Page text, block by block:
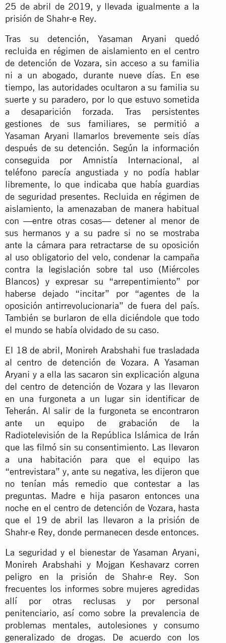
25 de abril de 2019, y llevada igualmente a la
prisión de Shahr-e Rey.
Tras su detención, Yasaman Aryani quedó
recluida en régimen de aislamiento en el centro
de detención de Vozara, sin acceso a su familia
ni a un abogado, durante nueve días. En ese
tiempo, las autoridades ocultaron a su familia su
suerte y su paradero, por lo que estuvo sometida
a desaparición forzada. Tras persistentes
gestiones de sus familiares, se permitió a
Yasaman Aryani llamarlos brevemente seis días
después de su detención. Según la información
conseguida por Amnistía Internacional, al
teléfono parecía angustiada y no podía hablar
libremente, lo que indicaba que había guardias
de seguridad presentes. Recluida en régimen de
aislamiento, la amenazaban de manera habitual
con —entre otras cosas— detener al menor de
sus hermanos y a su padre si no se mostraba
ante la cámara para retractarse de su oposición
al uso obligatorio del velo, condenar la campaña
contra la legislación sobre tal uso (Miércoles
Blancos) y expresar su “arrepentimiento” por
haberse dejado “incitar” por “agentes de la
oposición antirrevolucionaria” de fuera del país.
También se burlaron de ella diciéndole que todo
el mundo se había olvidado de su caso.
El 18 de abril, Monireh Arabshahi fue trasladada
al centro de detención de Vozara. A Yasaman
Aryani y a ella las sacaron sin explicación alguna
del centro de detención de Vozara y las llevaron
en una furgoneta a un lugar sin identificar de
Teherán. Al salir de la furgoneta se encontraron
ante un equipo de grabación de la
Radiotelevisión de la República Islámica de Irán
que las filmó sin su consentimiento. Las llevaron
a una habitación para que el equipo las
“entrevistara” y, ante su negativa, les dijeron que
no tenían más remedio que contestar a las
preguntas. Madre e hija pasaron entonces una
noche en el centro de detención de Vozara, hasta
que el 19 de abril las llevaron a la prisión de
Shahr-e Rey, donde permanecen desde entonces.
La seguridad y el bienestar de Yasaman Aryani,
Monireh Arabshahi y Mojgan Keshavarz corren
peligro en la prisión de Shahr-e Rey. Son
frecuentes los informes sobre mujeres agredidas
allí por otras reclusas y por personal
penitenciario, así como sobre la prevalencia de
problemas mentales, autolesiones y consumo
generalizado de drogas. De acuerdo con los